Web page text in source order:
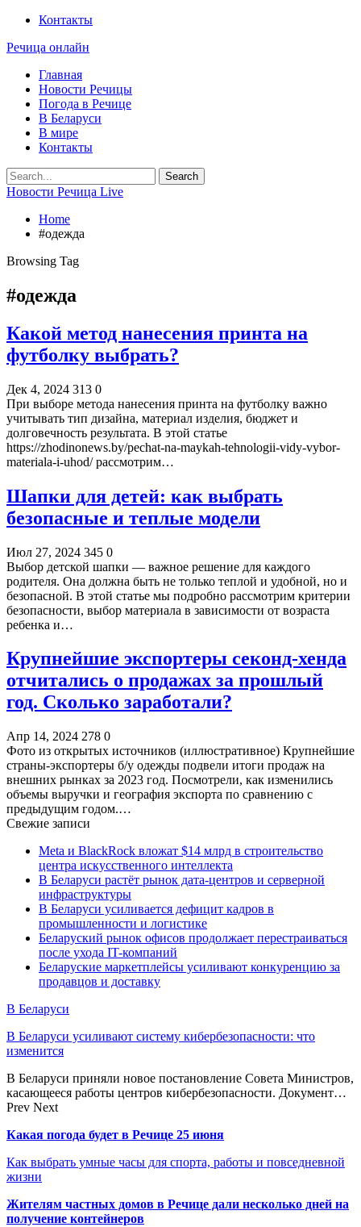
Контакты
Речица онлайн
Главная
Новости Речицы
Погода в Речице
В Беларуси
В мире
Контакты
Новости Речица Live
Home
#одежда
Browsing Tag
#одежда
Какой метод нанесения принта на
футболку выбрать?
Дек 4, 2024 313 0
При выборе метода нанесения принта на футболку важно
учитывать тип дизайна, материал изделия, бюджет и
долговечность результата. В этой статье
https://zhodinonews.by/pechat-na-maykah-tehnologii-vidy-vybor-
materiala-i-uhod/ рассмотрим…
Шапки для детей: как выбрать
безопасные и теплые модели
Июл 27, 2024 345 0
Выбор детской шапки — важное решение для каждого
родителя. Она должна быть не только теплой и удобной, но и
безопасной. В этой статье мы подробно рассмотрим критерии
безопасности, выбор материала в зависимости от возраста
ребенка и…
Крупнейшие экспортеры секонд-хенда
отчитались о продажах за прошлый
год. Сколько заработали?
Апр 14, 2024 278 0
Фото из открытых источников (иллюстративное) Крупнейшие
страны-экспортеры б/у одежды подвели итоги продаж на
внешних рынках за 2023 год. Посмотрели, как изменились
объемы выручки и география экспорта по сравнению с
предыдущим годом.…
Свежие записи
Meta и BlackRock вложат $14 млрд в строительство
центра искусственного интеллекта
В Беларуси растёт рынок дата-центров и серверной
инфраструктуры
В Беларуси усиливается дефицит кадров в
промышленности и логистике
Беларуский рынок офисов продолжает перестраиваться
после ухода IT-компаний
Беларуские маркетплейсы усиливают конкуренцию за
продавцов и доставку
В Беларуси
В Беларуси усиливают систему кибербезопасности: что
изменится
В Беларуси приняли новое постановление Совета Министров,
касающееся работы центров кибербезопасности. Документ…
Prev Next
Какая погода будет в Речице 25 июня
Как выбрать умные часы для спорта, работы и повседневной
жизни
Жителям частных домов в Речице дали несколько дней на
получение контейнеров